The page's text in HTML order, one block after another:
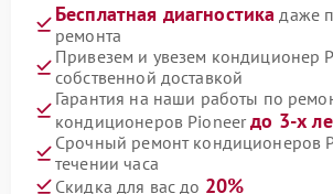
Бесплатная диагностика даже
ремонта
Привезем и увезем кондиционер
собственной доставкой
Гарантия на наши работы по
кондиционеров Pioneerдо 3-х
Срочный ремонт кондиционеров
течении часа
Скидка для вас до 20%